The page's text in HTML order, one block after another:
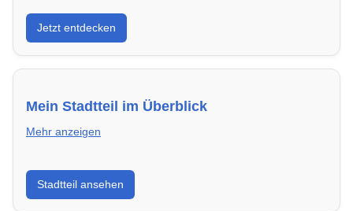
Entdecke Neubauprojekte in Baden-Baden – modern,
energieeffizient und sofort bezugsfertig.
Jetzt entdecken
Mein Stadtteil im Überblick
Mehr anzeigen
Erfahre mehr über deinen Stadtteil in Baden-Baden:
Lebensqualität, Verkehrsanbindung, Schulen,
Freizeitmöglichkeiten und Mietpreise.
Stadtteil ansehen